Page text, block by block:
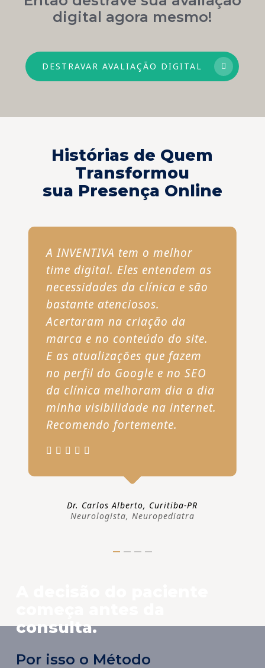
digital agora mesmo!
DESTRAVAR AVALIAÇÃO DIGITAL
Histórias de Quem
Transformou
sua Presença Online
A INVENTIVA tem o melhor
time digital. Eles entendem as
necessidades da clínica e são
bastante atenciosos.
Acertaram na criação da
marca e no conteúdo do site.
E as atualizações que fazem
no perfil do Google e no SEO
da clínica melhoram dia a dia
minha visibilidade na internet.
Recomendo fortemente.
Dr. Carlos Alberto, Curitiba-PR
Neurologista, Neuropediatra
consulta.
Por isso o Método